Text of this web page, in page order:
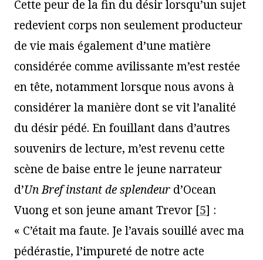
Cette peur de la fin du désir lorsqu’un sujet
redevient corps non seulement producteur
de vie mais également d’une matière
considérée comme avilissante m’est restée
en tête, notamment lorsque nous avons à
considérer la manière dont se vit l’analité
du désir pédé. En fouillant dans d’autres
souvenirs de lecture, m’est revenu cette
scène de baise entre le jeune narrateur
d’Un Bref instant de splendeur d’Ocean
Vuong et son jeune amant Trevor [5] :
« C’était ma faute. Je l’avais souillé avec ma
pédérastie, l’impureté de notre acte